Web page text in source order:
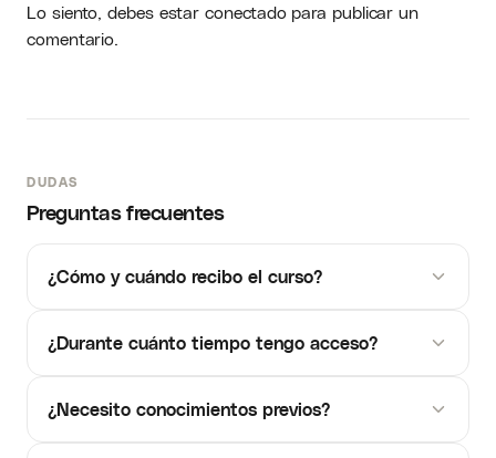
Lo siento, debes estarconectadopara publicar un
comentario.
DUDAS
Preguntas frecuentes
¿Cómo y cuándo recibo el curso?
¿Durante cuánto tiempo tengo acceso?
¿Necesito conocimientos previos?